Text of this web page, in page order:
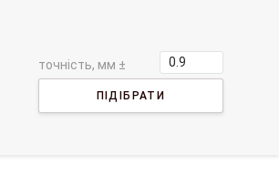
точність, мм ±
ПІДІБРАТИ